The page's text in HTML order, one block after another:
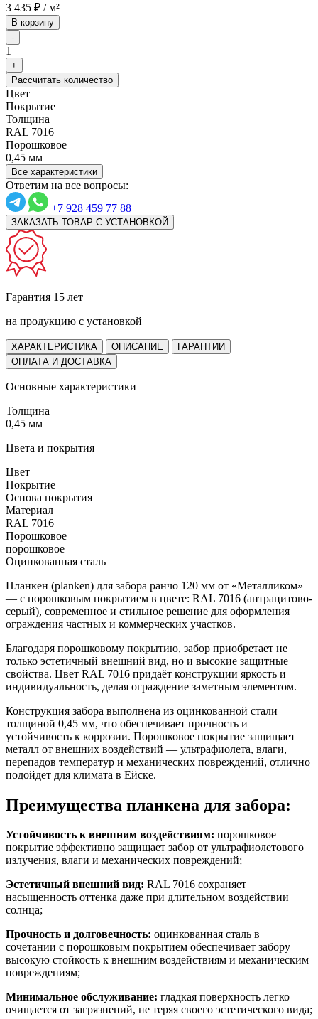
3 435 ₽ / м²
В корзину
-
1
+
Рассчитать количество
Цвет
Покрытие
Толщина
RAL 7016
Порошковое
0,45 мм
Все характеристики
Ответим на все вопросы:
+7 928 459 77 88
ЗАКАЗАТЬ ТОВАР С УСТАНОВКОЙ
Гарантия 15 лет
на продукцию с установкой
ХАРАКТЕРИСТИКА ОПИСАНИЕ
ГАРАНТИИ
ОПЛАТА И ДОСТАВКА
Основные характеристики
Толщина
0,45 мм
Цвета и покрытия
Цвет
Покрытие
Основа покрытия
Материал
RAL 7016
Порошковое
порошковое
Оцинкованная сталь
Планкен (planken) для забора ранчо 120 мм от «Металликом»
— с порошковым покрытием в цвете: RAL 7016 (антрацитово-
серый), современное и стильное решение для оформления
ограждения частных и коммерческих участков.
Благодаря порошковому покрытию, забор приобретает не
только эстетичный внешний вид, но и высокие защитные
свойства. Цвет RAL 7016 придаёт конструкции яркость и
индивидуальность, делая ограждение заметным элементом.
Конструкция забора выполнена из оцинкованной стали
толщиной 0,45 мм, что обеспечивает прочность и
устойчивость к коррозии. Порошковое покрытие защищает
металл от внешних воздействий — ультрафиолета, влаги,
перепадов температур и механических повреждений, отлично
подойдет для климата в Ейске.
Преимущества планкена для забора:
Устойчивость к внешним воздействиям: порошковое
покрытие эффективно защищает забор от ультрафиолетового
излучения, влаги и механических повреждений;
Эстетичный внешний вид: RAL 7016 сохраняет
насыщенность оттенка даже при длительном воздействии
солнца;
Прочность и долговечность: оцинкованная сталь в
сочетании с порошковым покрытием обеспечивает забору
высокую стойкость к внешним воздействиям и механическим
повреждениям;
Минимальное обслуживание: гладкая поверхность легко
очищается от загрязнений, не теряя своего эстетического вида;